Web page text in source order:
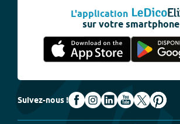
L'application
sur votre smartphone
Suivez-nous !